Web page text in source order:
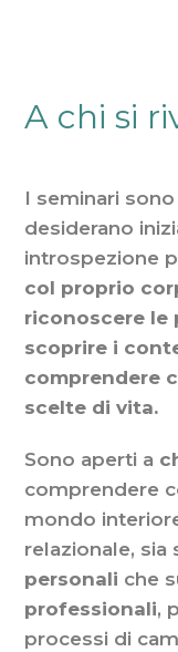
A chi si
I seminari
desiderano
introspezione
col proprio
riconoscere le
scoprire i
comprendere
scelte di vita.
Sono aperti a
comprendere
mondo
relazionale, sia
personali che
professionali,
processi di